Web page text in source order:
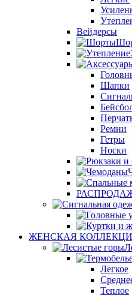
Вейдерсы
Шапки
Ремни
Гетры
Носки
ЖЕНСКАЯ
Легкое
Теплое